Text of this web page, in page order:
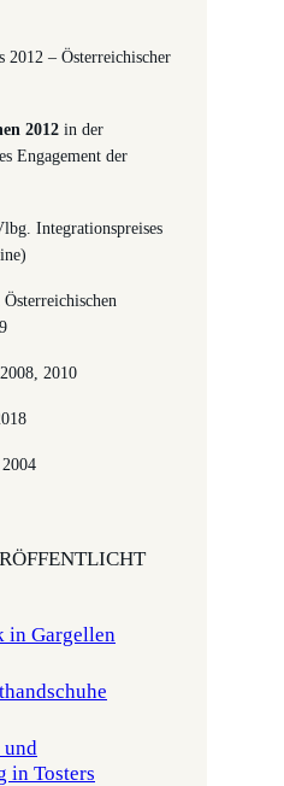
2012 – Österreichischer
2012in der
Engagement der
Integrationspreises
2010
in Gargellen
und
in Tosters